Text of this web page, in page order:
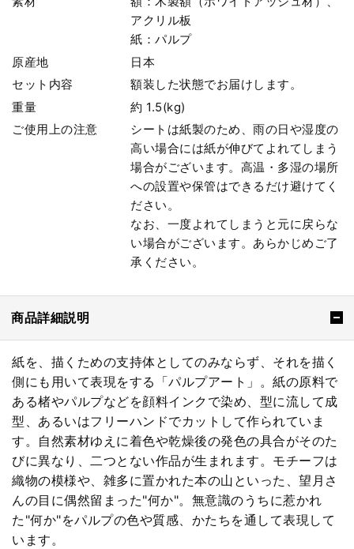
アクリル板
紙：パルプ
原産地
日本
セット内容
額装した状態でお届けします。
重量
約 1.5(kg)
ご使用上の注意
シートは紙製のため、雨の日や湿度の
高い場合には紙が伸びてよれてしまう
場合がございます。高温・多湿の場所
への設置や保管はできるだけ避けてく
ださい。
なお、一度よれてしまうと元に戻らな
い場合がございます。あらかじめご了
承ください。
商品詳細説明
紙を、描くための支持体としてのみならず、それを描く
側にも用いて表現をする「パルプアート」。紙の原料で
ある楮やパルプなどを顔料インクで染め、型に流して成
型、あるいはフリーハンドでカットして作られていま
す。自然素材ゆえに着色や乾燥後の発色の具合がそのた
びに異なり、二つとない作品が生まれます。モチーフは
織物の模様や、雑多に置かれた本の山といった、望月さ
んの目に偶然留まった"何か"。無意識のうちに惹かれ
た"何か"をパルプの色や質感、かたちを通して表現して
います。